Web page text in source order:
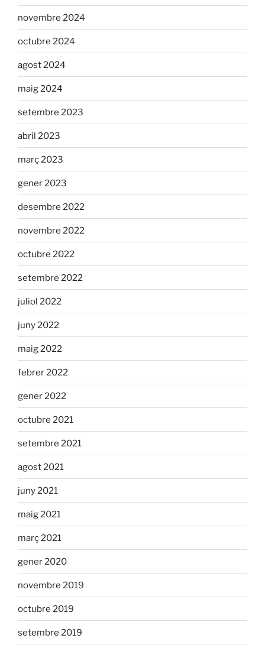
novembre 2024
octubre 2024
agost 2024
maig 2024
setembre 2023
abril 2023
març 2023
gener 2023
desembre 2022
novembre 2022
octubre 2022
setembre 2022
juliol 2022
juny 2022
maig 2022
febrer 2022
gener 2022
octubre 2021
setembre 2021
agost 2021
juny 2021
maig 2021
març 2021
gener 2020
novembre 2019
octubre 2019
setembre 2019